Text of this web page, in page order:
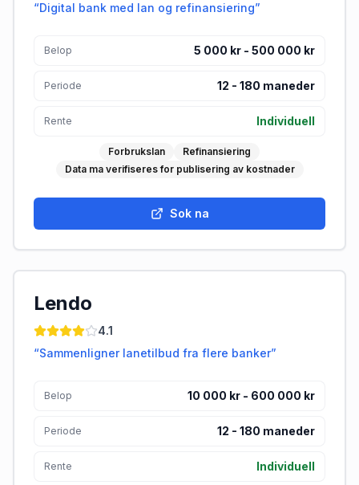
“Digital bank med lan og refinansiering”
Belop 5 000 kr - 500 000 kr
Periode 12 - 180 maneder
Rente Individuell
Forbrukslan
Refinansiering
Data ma verifiseres for publisering av kostnader
Sok na
Lendo
4.1
“Sammenligner lanetilbud fra flere banker”
Belop 10 000 kr - 600 000 kr
Periode 12 - 180 maneder
Rente Individuell